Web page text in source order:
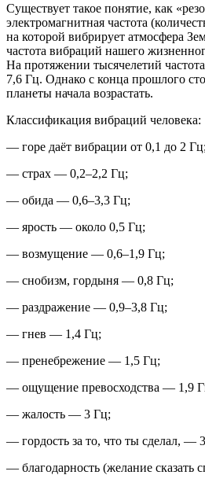
Существует такое понятие, как
электромагнитная частота
на которой вибрирует атмосфера
частота вибраций нашего
На протяжении тысячелетий
7,6 Гц. Однако с конца прошлого
планеты начала возрастать.
Классификация вибраций человека:
— горе даёт вибрации от 0,1 до 2 Гц;
— страх — 0,2–2,2 Гц;
— обида — 0,6–3,3 Гц;
— ярость — около 0,5 Гц;
— возмущение — 0,6–1,9 Гц;
— снобизм, гордыня — 0,8 Гц;
— раздражение — 0,9–3,8 Гц;
— гнев — 1,4 Гц;
— пренебрежение — 1,5 Гц;
— ощущение превосходства — 1,9
— жалость — 3 Гц;
— гордость за то, что ты сделал, —
— благодарность (желание сказать